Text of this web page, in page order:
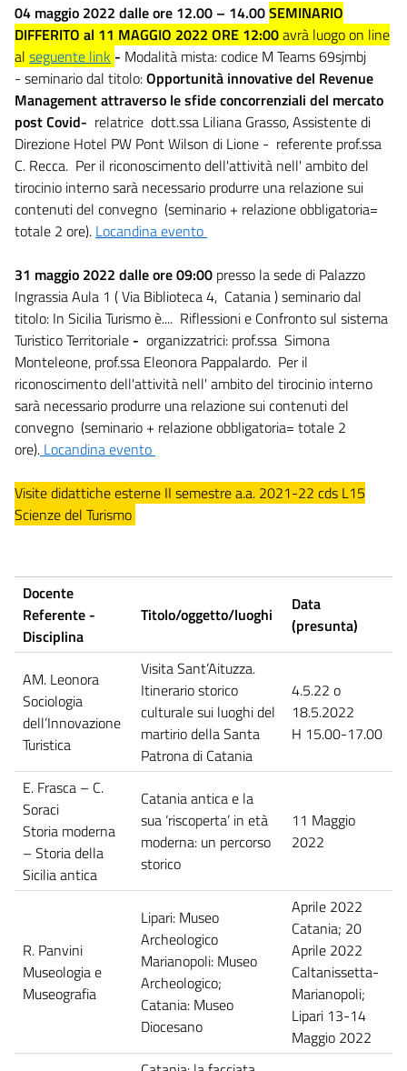
04 maggio 2022 dalle ore 12.00 – 14.00SEMINARIO
DIFFERITO al 11 MAGGIO 2022 ORE 12:00avrà luogo on line
al seguente link - Modalità mista: codice M Teams 69sjmbj
- seminario dal titolo:Opportunità innovative del Revenue
Management attraverso le sfide concorrenziali del mercato
post Covid- relatrice dott.ssa Liliana Grasso, Assistente di
Direzione Hotel PW Pont Wilson di Lione - referente prof.ssa
C. Recca. Per il riconoscimento dell'attività nell' ambito del
tirocinio interno sarà necessario produrre una relazione sui
contenuti del convegno (seminario + relazione obbligatoria=
totale 2 ore). Locandina evento
31 maggio 2022 dalle ore 09:00 presso la sede di Palazzo
Ingrassia Aula 1 ( Via Biblioteca 4, Catania ) seminario dal
titolo: In Sicilia Turismo è.... Riflessioni e Confronto sul sistema
Turistico Territoriale - organizzatrici: prof.ssa Simona
Monteleone, prof.ssa Eleonora Pappalardo. Per il
riconoscimento dell'attività nell' ambito del tirocinio interno
sarà necessario produrre una relazione sui contenuti del
convegno (seminario + relazione obbligatoria= totale 2
ore). Locandina evento
Visite didattiche esterne II semestre a.a. 2021-22 cds L15
Scienze del Turismo
Docente
Referente -
Disciplina
Titolo/oggetto/luoghi
Data
(presunta)
AM. Leonora
Sociologia
dell’Innovazione
Turistica
Visita Sant’Aituzza.
Itinerario storico
culturale sui luoghi del
martirio della Santa
Patrona di Catania
4.5.22 o
18.5.2022
H 15.00-17.00
E. Frasca – C.
Soraci
Storia moderna
– Storia della
Sicilia antica
Catania antica e la
sua ‘riscoperta’ in età
moderna: un percorso
storico
11 Maggio
2022
R. Panvini
Museologia e
Museografia
Lipari: Museo
Archeologico
Marianopoli: Museo
Archeologico;
Catania: Museo
Diocesano
Aprile 2022
Catania; 20
Aprile 2022
Caltanissetta-
Marianopoli;
Lipari 13-14
Maggio 2022